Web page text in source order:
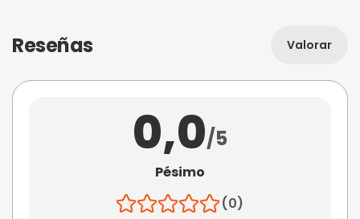
Reseñas Valorar
0,0/5
Pésimo
(0)